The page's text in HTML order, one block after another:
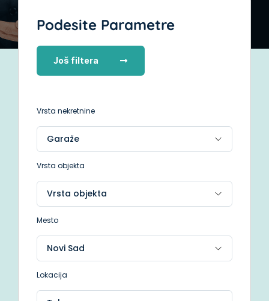
Podesite Parametre
Još filtera
Vrsta nekretnine
Vrsta objekta
Mesto
Lokacija